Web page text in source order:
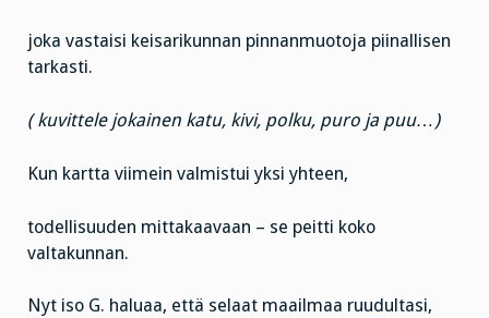
joka vastaisi keisarikunnan pinnanmuotoja piinallisen
tarkasti.
( kuvittele jokainen katu, kivi, polku, puro ja puu…)
Kun kartta viimein valmistui yksi yhteen,
todellisuuden mittakaavaan – se peitti koko
valtakunnan.
Nyt iso G. haluaa, että selaat maailmaa ruudultasi,